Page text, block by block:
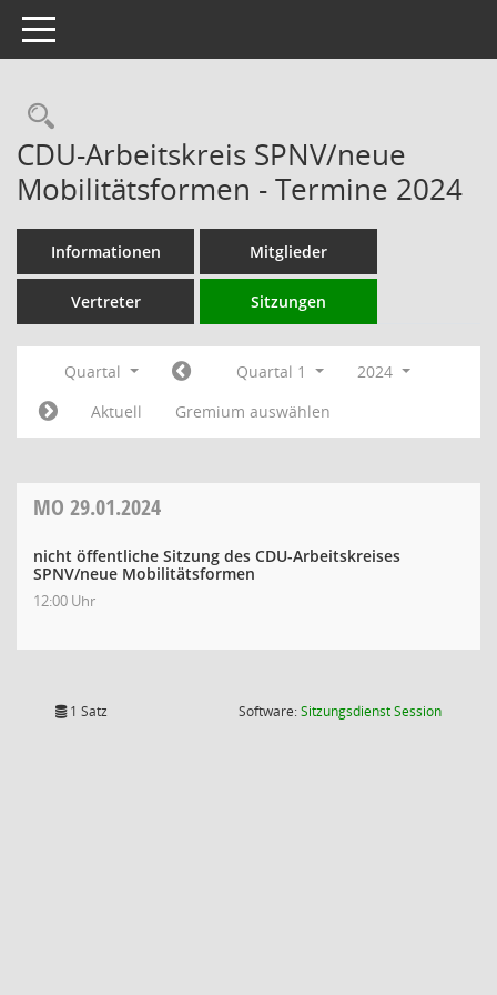
Toggle navigation
Rechercheauswahl
CDU-Arbeitskreis SPNV/neue
Mobilitätsformen - Termine 2024
Informationen Mitglieder
Vertreter Sitzungen
Quartal Quartal 1
2024
Aktuell
Gremium auswählen
MO 29.01.2024
nicht öffentliche Sitzung des CDU-Arbeitskreises
SPNV/neue Mobilitätsformen
12:00 Uhr
1 Satz Software:SitzungsdienstSession(Wird in